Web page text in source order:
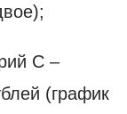
С –
(график